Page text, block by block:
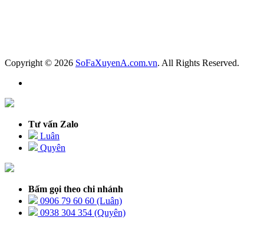
Copyright © 2026 SoFaXuyenA.com.vn. All Rights Reserved.
Tư vấn Zalo
Luân
Quyên
Bấm gọi theo chi nhánh
0906 79 60 60 (Luân)
0938 304 354 (Quyên)